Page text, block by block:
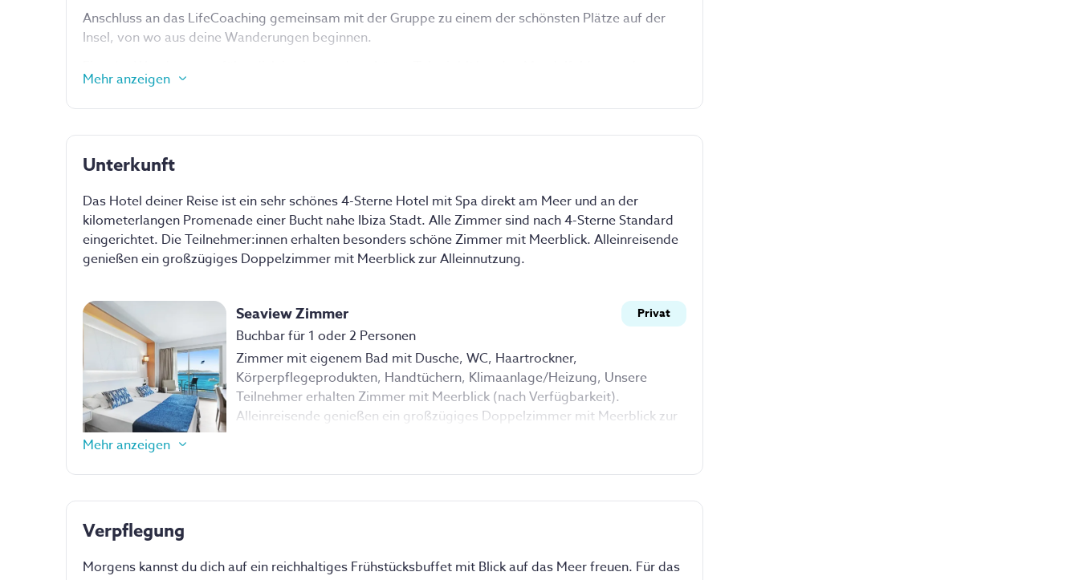
Anschluss an das LifeCoaching gemeinsam mit der Gruppe zu einem der schönsten Plätze auf der
Insel, von wo aus deine Wanderungen beginnen.
ursprünglicher Natur sowie unvergesslichen Aussichtspunkten. Andere Wanderungen an der Küste
entlang mit spektakulären Ausblicken oder durch Landschaften im malerischen Landesinneren, mit
Routen, die meisten davon abseits bekannter Pfade, durch Ibizas urige Natur. Wir erkunden
Ortschaften. Dort kehren zum Mittagessen in landestypischen Lokalen ein, in denen Einheimische uns
willkommen heißen und wir uns mit köstlichen regionalen Speisen stärken.
Du kannst sicher sein, dass wir sowohl beim Conscious Walking in der Natur als auch bei
allen unseren gemeinsamen Ritualen und für dich persönlichen LifeCoaching Anleitungen genau das
Für jeden Teilnehmenden als individuell unterstützendes Erlebnis und nachhaltig positive Erfahrung.
Als Initiation für deinen persönlichen Frühling 2026 voller Lebensenergie.
Mehr anzeigen
Unterkunft
Das Hotel deiner Reise ist ein sehr schönes 4-Sterne Hotel mit Spa direkt am Meer und an der
kilometerlangen Promenade einer Bucht nahe Ibiza Stadt. Alle Zimmer sind nach 4-Sterne Standard
eingerichtet. Die Teilnehmer:innen erhalten besonders schöne Zimmer mit Meerblick. Alleinreisende
genießen ein großzügiges Doppelzimmer mit Meerblick zur Alleinnutzung.
Seaview Zimmer Privat
Buchbar für 1 oder 2 Personen
Zimmer mit eigenem Bad mit Dusche, WC, Haartrockner,
Körperpflegeprodukten, Handtüchern, Klimaanlage/Heizung, Unsere
Teilnehmer erhalten Zimmer mit Meerblick (nach Verfügbarkeit).
Alleinreisende genießen ein großzügiges Doppelzimmer mit Meerblick zur
Privates
Bettzeug Handtücher
Mehr anzeigen
Verpflegung
Morgens kannst du dich auf ein reichhaltiges Frühstücksbuffet mit Blick auf das Meer freuen. Für das